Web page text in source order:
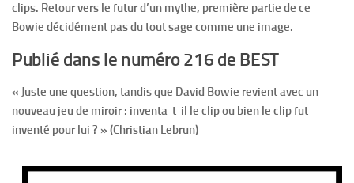
clips. Retour vers le futur d’un mythe, première partie de ce
Bowie décidément pas du tout sage comme une image.
Publié dans le numéro 216 de BEST
« Juste une question, tandis que David Bowie revient avec un
nouveau jeu de miroir : inventa-t-il le clip ou bien le clip fut
inventé pour lui ? » (Christian Lebrun)